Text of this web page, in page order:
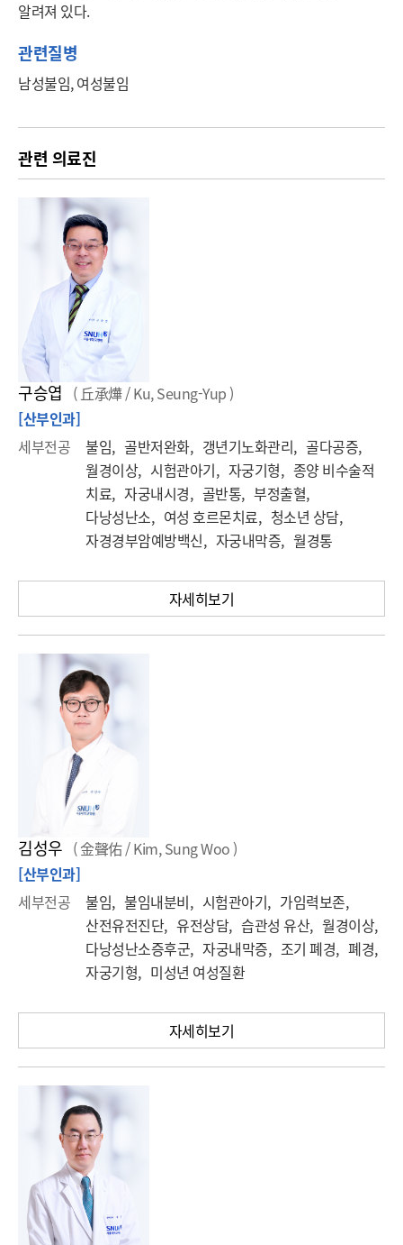
알려져 있다.
관련질병
남성불임, 여성불임
관련 의료진
구승엽 ( 丘承燁 / Ku, Seung-Yup )
[산부인과]
세부전공
불임, 골반저완화, 갱년기노화관리, 골다공증,
월경이상, 시험관아기, 자궁기형, 종양 비수술적
치료, 자궁내시경, 골반통, 부정출혈,
다낭성난소, 여성 호르몬치료, 청소년 상담,
자경경부암예방백신, 자궁내막증, 월경통
자세히보기
김성우 ( 金聲佑 / Kim, Sung Woo )
[산부인과]
세부전공
불임, 불임내분비, 시험관아기, 가임력보존,
산전유전진단, 유전상담, 습관성 유산, 월경이상,
다낭성난소증후군, 자궁내막증, 조기 폐경, 폐경,
자궁기형, 미성년 여성질환
자세히보기